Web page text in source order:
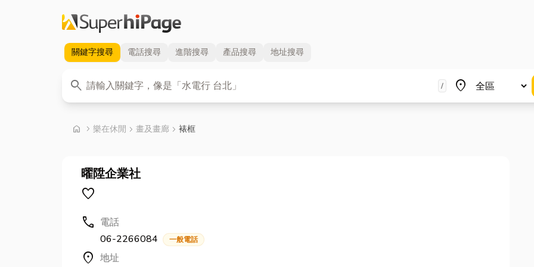
關鍵字搜尋 電話搜尋 進階搜尋 產品搜尋 地址搜尋
search
關鍵字 / place
地區
home chevron_right 首頁
樂在休閒 chevron_right 畫及畫廊 chevron_right 裱框
曜陞企業社
favorite
call 電話
06-2266084
一般電話
location_on 地址